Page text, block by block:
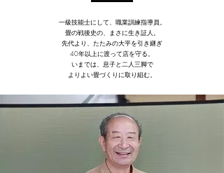
一級技能士にして、職業訓練指導員。
畳の戦後史の、まさに生き証人。
先代より、たたみの大平を引き継ぎ
40年以上に渡って店を守る。
いまでは、息子と二人三脚で
よりよい畳づくりに取り組む。